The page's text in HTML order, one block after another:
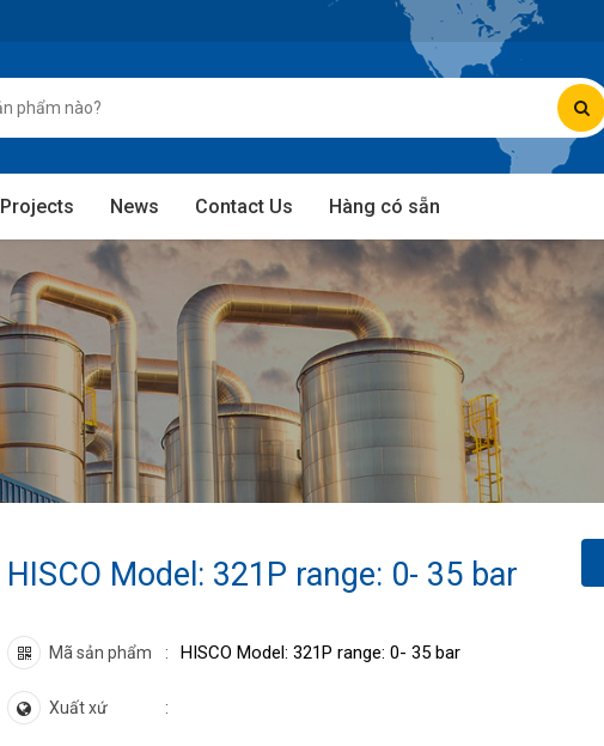
Projects News Contact Us Hàng có sẵn
HISCO Model: 321P range: 0- 35 bar
Mã sản phẩm HISCO Model: 321P range: 0- 35 bar
Xuất xứ